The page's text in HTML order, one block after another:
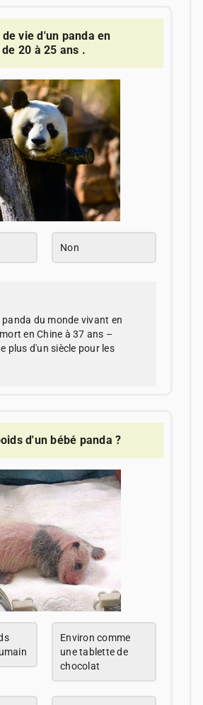
vie d'un panda en
20 à 25 ans .
Non
panda du monde vivant en
en Chine à 37 ans –
plus d'un siècle pour les
d'un bébé panda ?
Environ comme
une tablette de
chocolat